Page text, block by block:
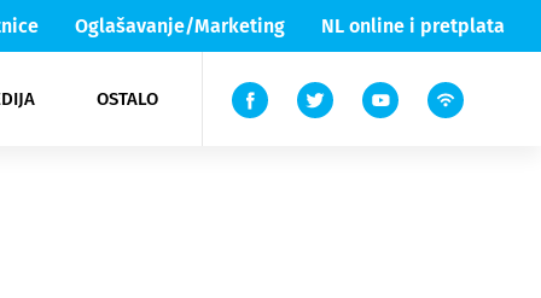
Oglašavanje/Marketing NL online i pretplata
OSTALO
Lika & Senj
TV